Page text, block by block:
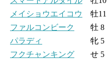
メイショウエイコウ
牡11
ファルコンビーク
牡 8
パラディ
牝 5
フクチャンキング せ 5